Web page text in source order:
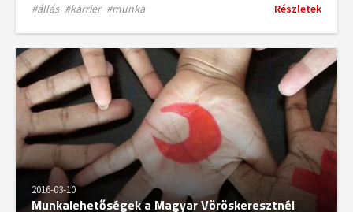
#állás #karrier #munka Részletek
2016-03-10
Munkalehetőségek a Magyar Vöröskeresztnél